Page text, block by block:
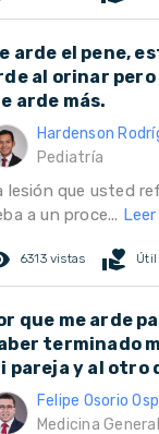
arde el pene,
al orinar
arde más.
Hardenson
Pediatría
lesión que usted
a un proce...
6313 vistas volunteer_activism Útil
que me arde
terminado
pareja y al otro
Felipe Osorio
Medicina General